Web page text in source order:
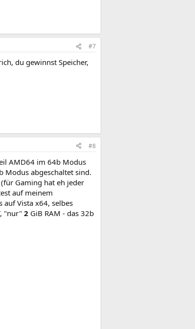
#7
du gewinnst Speicher,
#8
AMD64 im 64b Modus
Modus abgeschaltet sind.
Gaming hat eh jeder
auf meinem
auf Vista x64, selbes
"nur" 2 GiB RAM - das 32b